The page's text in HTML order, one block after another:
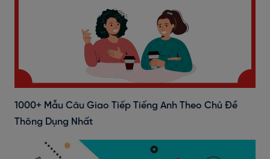
1000+ Mẫu Câu Giao Tiếp Tiếng Anh Theo Chủ Đề
Thông Dụng Nhất